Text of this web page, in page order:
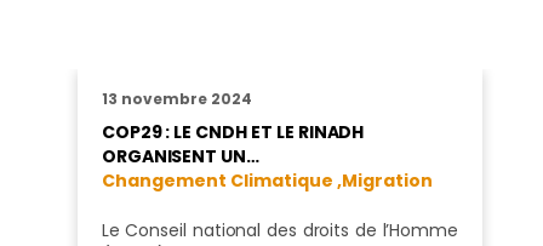
13 novembre 2024
COP29 : LE CNDH ET LE RINADH
ORGANISENT UN…
Changement Climatique ,Migration
Le Conseil national des droits de l’Homme